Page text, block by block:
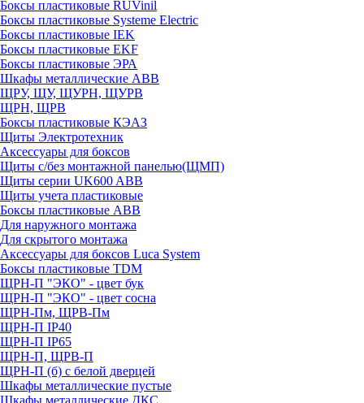
Боксы пластиковые RUVinil
Боксы пластиковые Systeme Electric
Боксы пластиковые IEK
Боксы пластиковые EKF
Боксы пластиковые ЭРА
Шкафы металлические ABB
ЩРУ, ЩУ, ЩУРН, ЩУРВ
ЩРН, ЩРВ
Боксы пластиковые КЭАЗ
Щиты Электротехник
Аксессуары для боксов
Щиты с/без монтажной панелью(ЩМП)
Щиты серии UK600 ABB
Щиты учета пластиковые
Боксы пластиковые ABB
Для наружного монтажа
Для скрытого монтажа
Аксессуары для боксов Luca System
Боксы пластиковые TDM
ЩРН-П "ЭКО" - цвет бук
ЩРН-П "ЭКО" - цвет сосна
ЩРН-Пм, ЩРВ-Пм
ЩРН-П IP40
ЩРН-П IP65
ЩРН-П, ЩРВ-П
ЩРН-П (б) с белой дверцей
Шкафы металлические пустые
Шкафы металлические ДКС